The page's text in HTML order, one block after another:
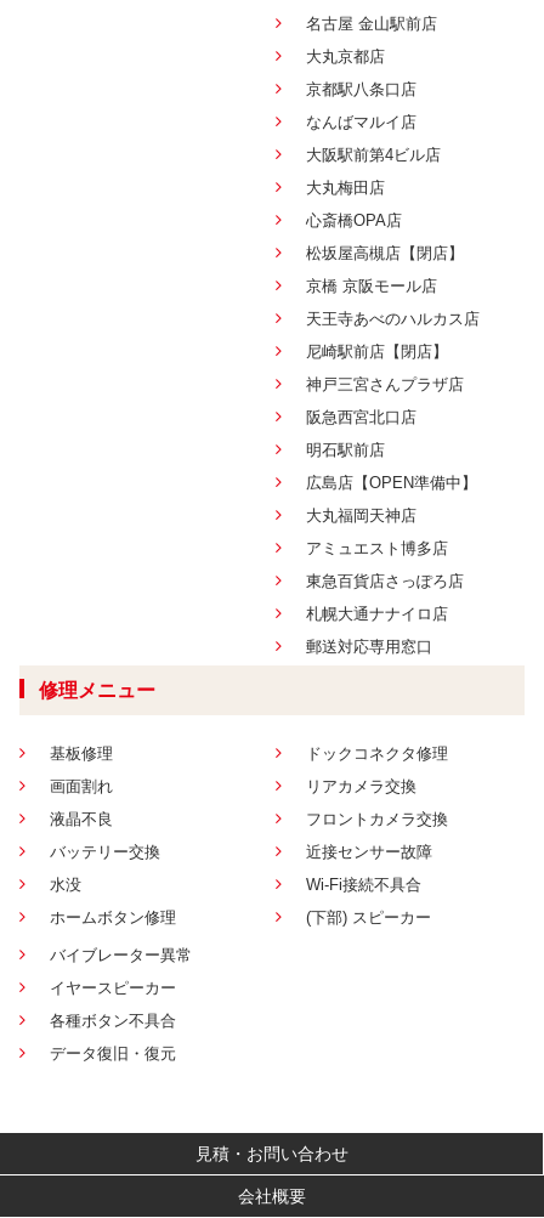
名古屋 金山駅前店
大丸京都店
京都駅八条口店
なんばマルイ店
大阪駅前第4ビル店
大丸梅田店
心斎橋OPA店
松坂屋高槻店【閉店】
京橋 京阪モール店
天王寺あべのハルカス店
尼崎駅前店【閉店】
神戸三宮さんプラザ店
阪急西宮北口店
明石駅前店
広島店【OPEN準備中】
大丸福岡天神店
アミュエスト博多店
東急百貨店さっぽろ店
札幌大通ナナイロ店
郵送対応専用窓口
修理メニュー
基板修理
画面割れ
液晶不良
バッテリー交換
水没
ホームボタン修理
ドックコネクタ修理
リアカメラ交換
フロントカメラ交換
近接センサー故障
Wi-Fi接続不具合
(下部) スピーカー
バイブレーター異常
イヤースピーカー
各種ボタン不具合
データ復旧・復元
見積・お問い合わせ
会社概要